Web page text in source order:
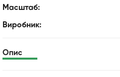
Масштаб:
Виробник:
Опис